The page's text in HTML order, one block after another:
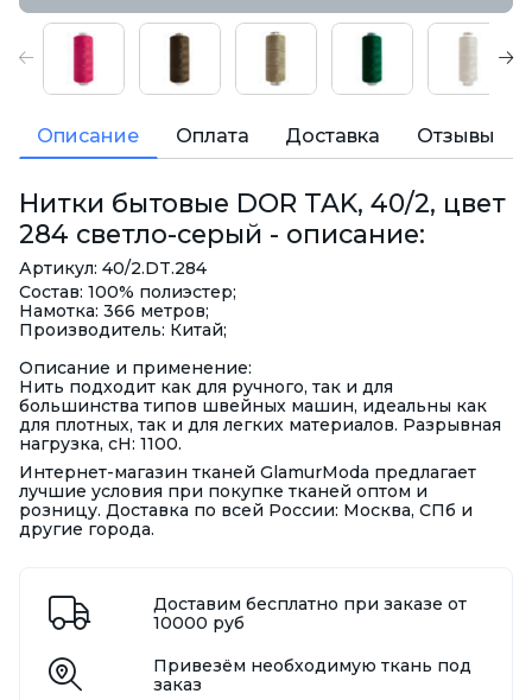
Описание Оплата Доставка Отзывы
Нитки бытовые DOR TAK, 40/2, цвет
284 светло-серый - описание:
Артикул: 40/2.DT.284
Состав: 100% полиэстер;
Намотка: 366 метров;
Производитель: Китай;
Описание и применение:
Нить подходит как для ручного, так и для
большинства типов швейных машин, идеальны как
для плотных, так и для легких материалов. Разрывная
нагрузка, сН: 1100.
Интернет-магазин тканей GlamurModa предлагает
лучшие условия при покупке тканей оптом и
розницу. Доставка по всей России: Москва, СПб и
другие города.
Доставим бесплатно при заказе от
10000 руб
Привезём необходимую ткань под
заказ